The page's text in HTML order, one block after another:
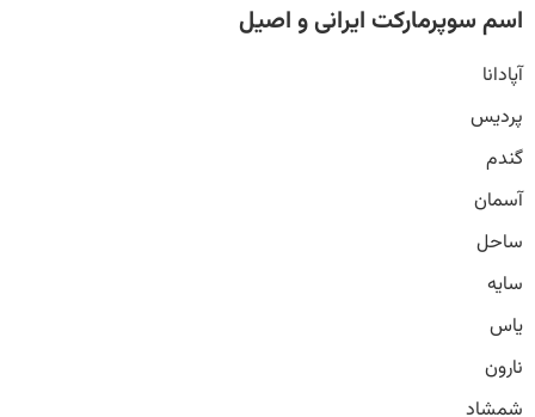
اسم سوپرمارکت ایرانی و اصیل
آپادانا
پردیس
گندم
آسمان
ساحل
سایه
یاس
نارون
شمشاد